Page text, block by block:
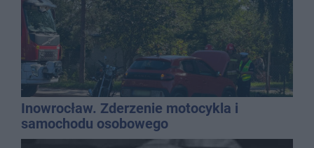
Inowrocław. Zderzenie motocykla i
samochodu osobowego